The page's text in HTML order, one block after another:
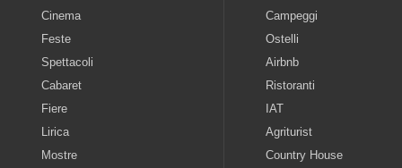
Cinema
Feste
Spettacoli
Cabaret
Fiere
Lirica
Mostre
Campeggi
Ostelli
Airbnb
Ristoranti
IAT
Agriturist
Country House